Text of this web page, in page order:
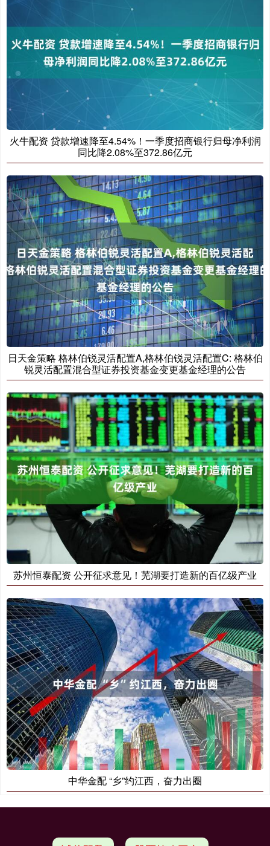
火牛配资 贷款增速降至4.54%！一季度招商银行归母净利润
同比降2.08%至372.86亿元
日天金策略 格林伯锐灵活配置A,格林伯锐灵活配置C: 格林伯
锐灵活配置混合型证券投资基金变更基金经理的公告
苏州恒泰配资 公开征求意见！芜湖要打造新的百亿级产业
中华金配 “乡”约江西，奋力出圈